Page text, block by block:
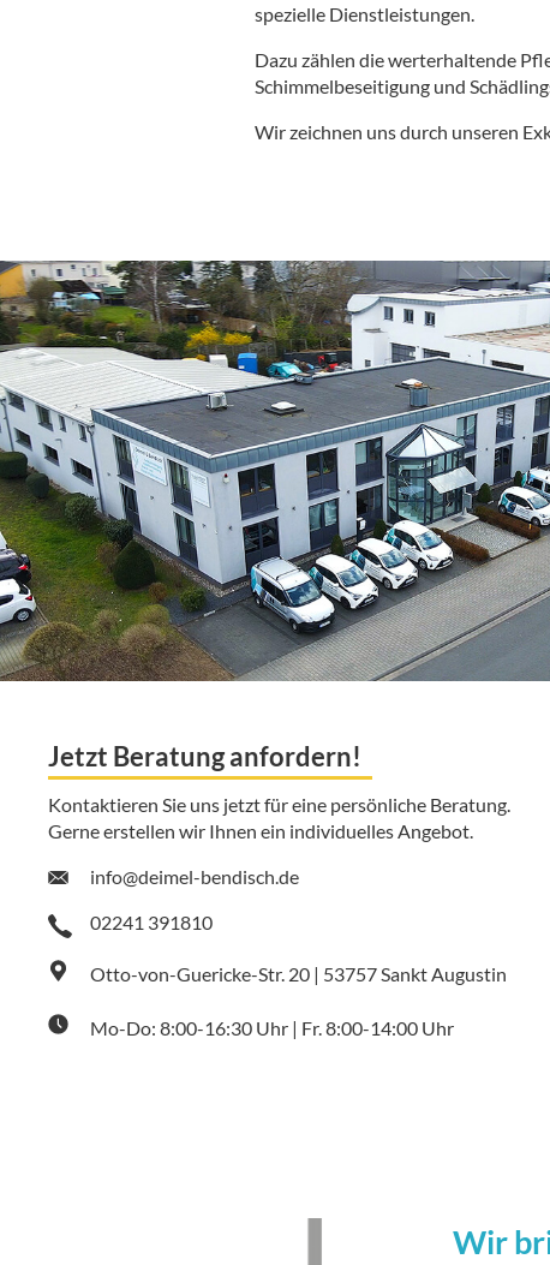
spezielle Dienstleistungen.
Dazu zählen die werterhaltende
Schimmelbeseitigung und
Wir zeichnen uns durch unseren
Jetzt Beratung anfordern!
Kontaktieren Sie uns jetzt für eine persönliche Beratung.
Gerne erstellen wir Ihnen ein individuelles Angebot.
info@deimel-bendisch.de
02241 391810
Otto-von-Guericke-Str. 20 | 53757 Sankt Augustin
Mo-Do: 8:00-16:30 Uhr | Fr. 8:00-14:00 Uhr
Wir